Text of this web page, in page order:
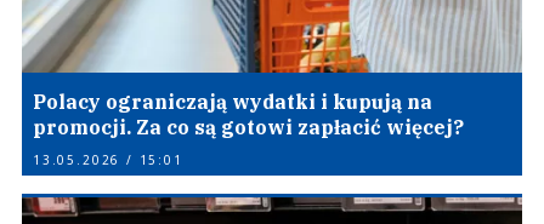
Polacy ograniczają wydatki i kupują na
promocji. Za co są gotowi zapłacić więcej?
13.05.2026 / 15:01